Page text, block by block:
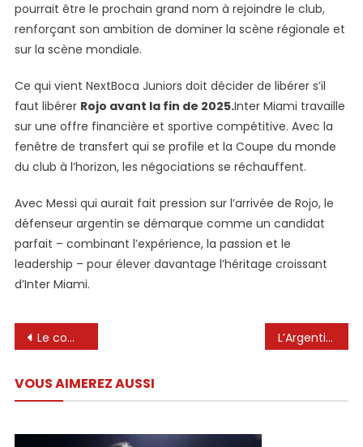
pourrait être le prochain grand nom à rejoindre le club,
renforçant son ambition de dominer la scène régionale et
sur la scène mondiale.
Ce qui vient NextBoca Juniors doit décider de libérer s’il
faut libérer Rojo avant la fin de 2025.Inter Miami travaille
sur une offre financière et sportive compétitive. Avec la
fenêtre de transfert qui se profile et la Coupe du monde
du club à l’horizon, les négociations se réchauffent.
Avec Messi qui aurait fait pression sur l’arrivée de Rojo, le
défenseur argentin se démarque comme un candidat
parfait – combinant l’expérience, la passion et le
leadership – pour élever davantage l’héritage croissant
d’Inter Miami.
Navigation
l’article
Le comportement de Lionel Messi dans les vestiaires en dit long sur Inter Miami Star L’Argentine dirigée par Lionel Messib
VOUS AIMEREZ AUSSI